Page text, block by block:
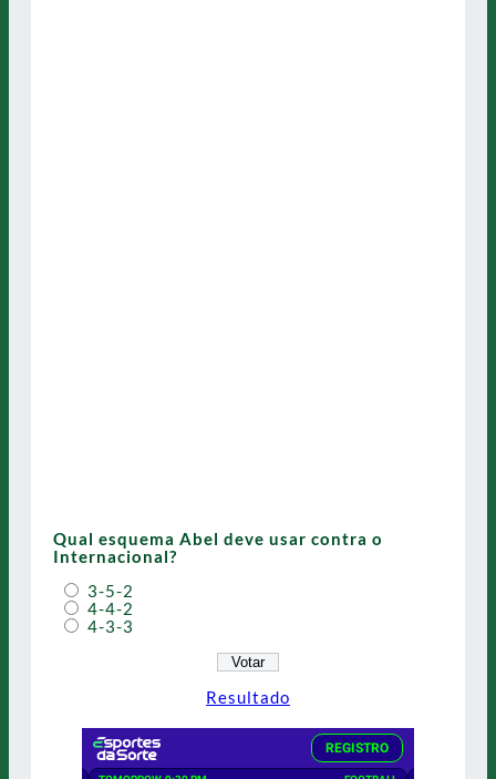
Qual esquema Abel deve usar contra o
Internacional?
3-5-2
4-4-2
4-3-3
Resultado